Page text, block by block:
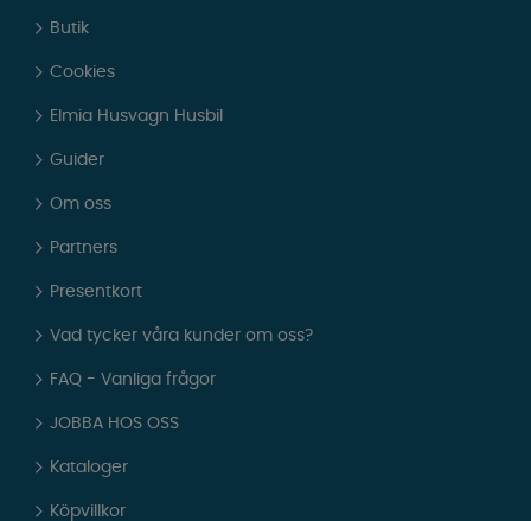
Butik
Cookies
Elmia Husvagn Husbil
Guider
Om oss
Partners
Presentkort
Vad tycker våra kunder om oss?
FAQ - Vanliga frågor
JOBBA HOS OSS
Kataloger
Köpvillkor